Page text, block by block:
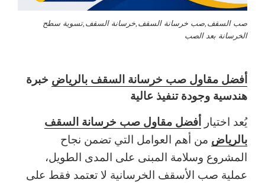
صب السقف,صب خرسانة السقف,خرسانة السقف,تسوية سطح
الخرسانة بعد الصب
أفضل مقاول صب خرسانة السقف بالرياض خبرة
هندسية وجودة تنفيذ عالية
يُعد اختيار أفضل مقاول صب خرسانة السقف
بالرياض من أهم العوامل التي تضمن نجاح
المشروع وسلامة المبنى على المدى الطويل،
عملية صب الأسقف الخرسانية لا تعتمد فقط على